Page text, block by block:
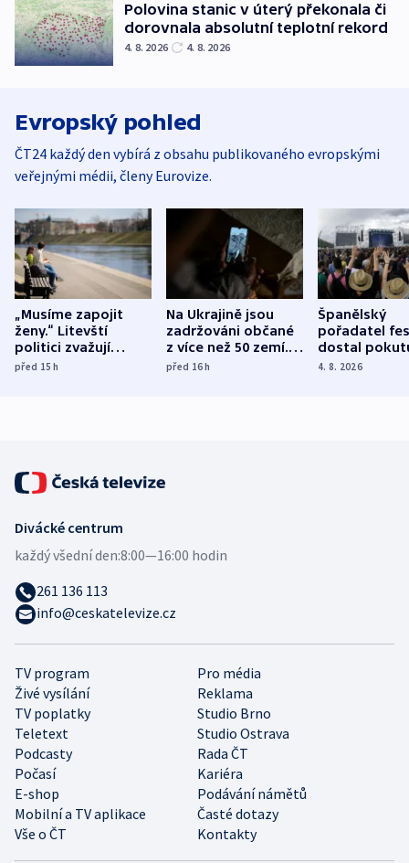
Polovina stanic v úterý překonala či
dorovnala absolutní teplotní rekord
4. 8. 2026 4. 8. 2026
Evropský pohled
ČT24 každý den vybírá z obsahu publikovaného evropskými
veřejnými médii, členy Eurovize.
„Musíme zapojit
ženy.“ Litevští
politici zvažují
dohodu o
před 15h
Na Ukrajině jsou
zadržováni občané
z více než 50 zemí.
Bojovali na straně
před 16h
Španělský
pořadatel
dostal
nekalé
4. 8. 2026
TV program
Pro média
Živé vysílání
Reklama
TV poplatky
Studio Brno
Teletext
Studio Ostrava
Podcasty
Rada ČT
Počasí
Kariéra
E-shop
Podávání námětů
Mobilní a TV aplikace
Časté dotazy
Vše o ČT
Kontakty
Divácké centrum
každý všední den:8:00—16:00 hodin
261 136 113
info@ceskatelevize.cz